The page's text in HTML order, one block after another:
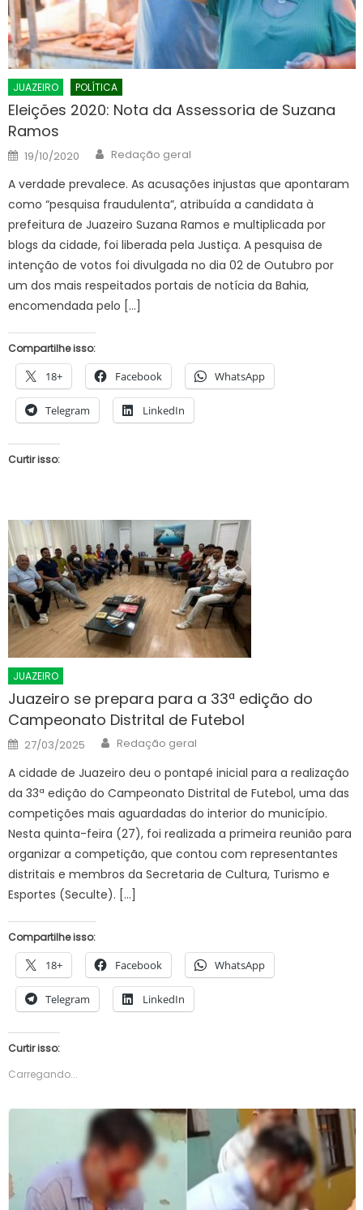
JUAZEIRO POLÍTICA
Eleições 2020: Nota da Assessoria de Suzana
Ramos
Posted
on
19/10/2020 Author
Redação geral
A verdade prevalece. As acusações injustas que apontaram
como “pesquisa fraudulenta”, atribuída a candidata à
prefeitura de Juazeiro Suzana Ramos e multiplicada por
blogs da cidade, foi liberada pela Justiça. A pesquisa de
intenção de votos foi divulgada no dia 02 de Outubro por
um dos mais respeitados portais de notícia da Bahia,
encomendada pelo […]
Compartilhe isso:
18+ Facebook WhatsApp
Telegram LinkedIn
Curtir isso:
JUAZEIRO
Juazeiro se prepara para a 33ª edição do
Campeonato Distrital de Futebol
Posted
on
27/03/2025 Author
Redação geral
A cidade de Juazeiro deu o pontapé inicial para a realização
da 33ª edição do Campeonato Distrital de Futebol, uma das
competições mais aguardadas do interior do município.
Nesta quinta-feira (27), foi realizada a primeira reunião para
organizar a competição, que contou com representantes
distritais e membros da Secretaria de Cultura, Turismo e
Esportes (Seculte). […]
Compartilhe isso:
18+ Facebook WhatsApp
Telegram LinkedIn
Curtir isso:
Carregando...